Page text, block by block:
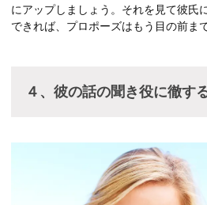
にアップしましょう。それを見て彼氏
できれば、プロポーズはもう目の前ま
４、彼の話の聞き役に徹す